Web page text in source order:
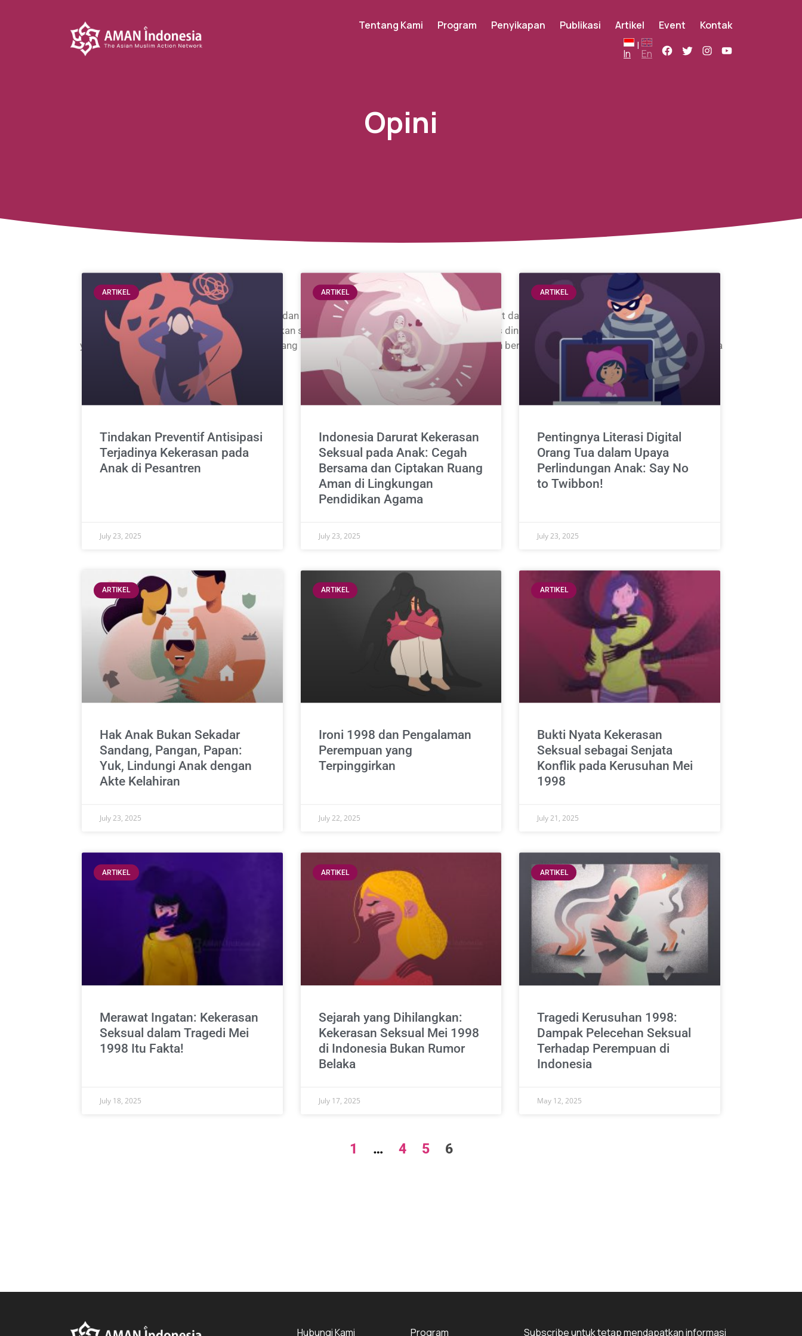
Tentang Kami Program Penyikapan Publikasi Artikel Event Kontak
In
|
En
Opini
Halaman ini menyajikan beragam opini, esai, dan refleksi yang ditulis oleh individu yang terlibat dalam gerakan perdamaian dan pemberdayaan
perempuan. Tulisan-tulisan di sini menawarkan sudut pandang personal maupun analitis atas dinamika sosial, politik, budaya, dan lingkungan
yang memengaruhi kehidupan komunitas. Ruang ini menjadi wadah untuk merawat keberanian berpikir, mengkritisi, serta membayangkan dunia
yang lebih adil dan damai.
ARTIKEL
Tindakan Preventif Antisipasi
Terjadinya Kekerasan pada
Anak di Pesantren
July 23, 2025
ARTIKEL
Indonesia Darurat Kekerasan
Seksual pada Anak: Cegah
Bersama dan Ciptakan Ruang
Aman di Lingkungan
Pendidikan Agama
July 23, 2025
ARTIKEL
Pentingnya Literasi Digital
Orang Tua dalam Upaya
Perlindungan Anak: Say No
to Twibbon!
July 23, 2025
ARTIKEL
Hak Anak Bukan Sekadar
Sandang, Pangan, Papan:
Yuk, Lindungi Anak dengan
Akte Kelahiran
July 23, 2025
ARTIKEL
Ironi 1998 dan Pengalaman
Perempuan yang
Terpinggirkan
July 22, 2025
ARTIKEL
Bukti Nyata Kekerasan
Seksual sebagai Senjata
Konflik pada Kerusuhan Mei
1998
July 21, 2025
ARTIKEL
Merawat Ingatan: Kekerasan
Seksual dalam Tragedi Mei
1998 Itu Fakta!
July 18, 2025
ARTIKEL
Sejarah yang Dihilangkan:
Kekerasan Seksual Mei 1998
di Indonesia Bukan Rumor
Belaka
July 17, 2025
ARTIKEL
Tragedi Kerusuhan 1998:
Dampak Pelecehan Seksual
Terhadap Perempuan di
Indonesia
May 12, 2025
1 … 4 5 6
Hubungi Kami Program Subscribe untuk tetap mendapatkan informasi